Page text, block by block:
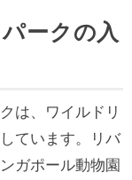
ークの入
は、ワイルドリ
ています。リバ
ガポール動物園